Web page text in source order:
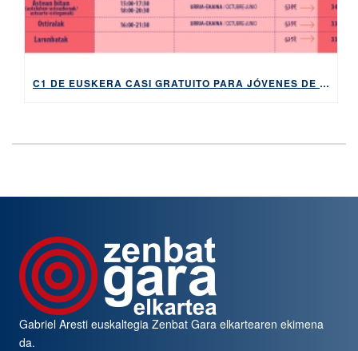
C1 DE EUSKERA CASI GRATUITO PARA JÓVENES DE 16 A 18 AÑOS
Gabriel Aresti euskaltegiaZenbat Gara elkartearen ekimena
da.